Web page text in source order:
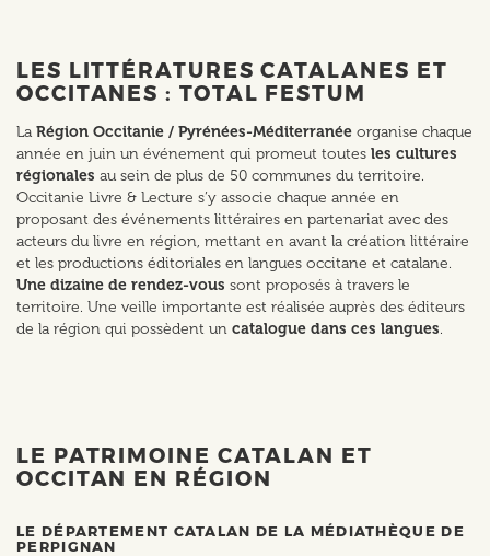
LES LITTÉRATURES CATALANES ET
OCCITANES : TOTAL FESTUM
La Région Occitanie / Pyrénées-Méditerranée organise chaque
année en juin un événement qui promeut toutes les cultures
régionales au sein de plus de 50 communes du territoire.
Occitanie Livre & Lecture s’y associe chaque année en
proposant des événements littéraires en partenariat avec des
acteurs du livre en région, mettant en avant la création littéraire
et les productions éditoriales en langues occitane et catalane.
Une dizaine de rendez-vous sont proposés à travers le
territoire. Une veille importante est réalisée auprès des éditeurs
de la région qui possèdent un catalogue dans ces langues.
LE PATRIMOINE CATALAN ET
OCCITAN EN RÉGION
LE DÉPARTEMENT CATALAN DE LA MÉDIATHÈQUE DE
PERPIGNAN